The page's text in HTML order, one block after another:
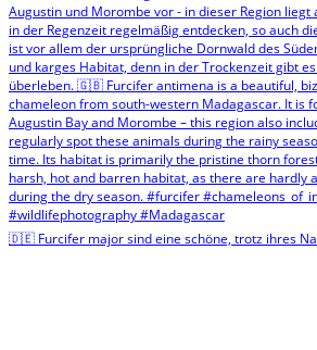
🇩🇪 Furcifer major sind eine schöne, trotz ihres Na